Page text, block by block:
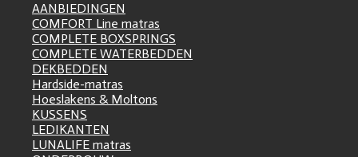
AANBIEDINGEN
COMFORT Line matras
COMPLETE BOXSPRINGS
COMPLETE WATERBEDDEN
DEKBEDDEN
Hardside-matras
Hoeslakens & Moltons
KUSSENS
LEDIKANTEN
LUNALIFE matras